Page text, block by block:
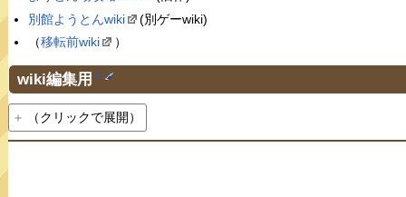
別館ようとんwiki
(別ゲーwiki)
（移転前wiki ）
wiki編集用 †
（クリックで展開）